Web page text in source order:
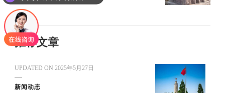
推荐文章
UPDATED ON 2025年5月27日
新闻动态
你们是怎么收费的呢